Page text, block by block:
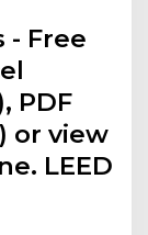
- Free
PDF
or view
LEED